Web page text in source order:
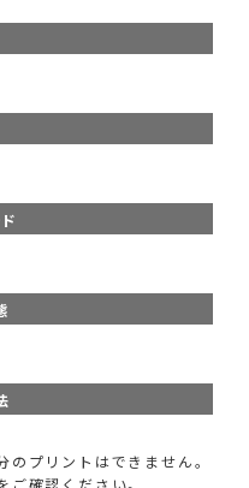
プリントはできません。
ご確認ください。